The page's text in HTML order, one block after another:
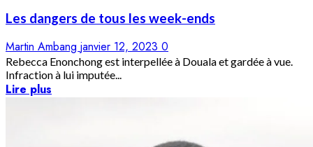
Les dangers de tous les week-ends
Martin Ambang janvier 12, 2023 0
Rebecca Enonchong est interpellée à Douala et gardée à vue.
Infraction à lui imputée...
Lire plus